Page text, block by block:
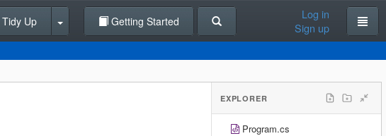
Tidy Up Getting Started
Log in
Sign up
EXPLORER
Program.cs